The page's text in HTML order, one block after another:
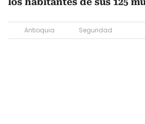
Antioquia Seguridad